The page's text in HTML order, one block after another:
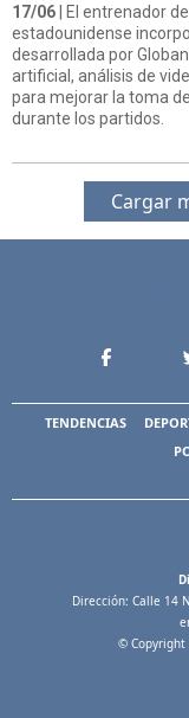
17/06 | El entrenador
estadounidense
desarrollada por
artificial, análisis de
para mejorar la toma
durante los partidos.
Cargar
TENDENCIAS
Dirección: Calle 14
© Copyright